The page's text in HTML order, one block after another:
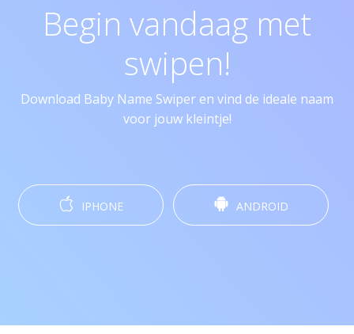
Begin vandaag met
swipen!
Download Baby Name Swiper en vind de ideale naam
voor jouw kleintje!
IPHONE ANDROID